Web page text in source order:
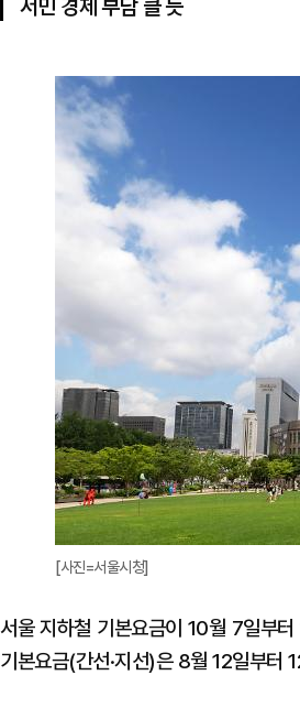
서민 경제 부담 클 듯
[사진=서울시청]
서울 지하철 기본요금이 10월 7일부
기본요금(간선·지선)은 8월 12일부